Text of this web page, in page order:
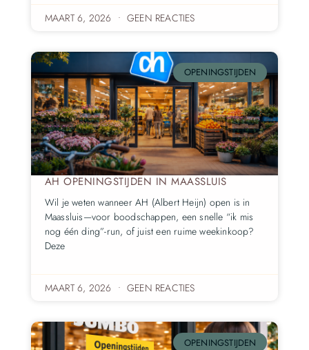
MAART 6, 2026 GEEN REACTIES
OPENINGSTIJDEN
AH OPENINGSTIJDEN IN MAASSLUIS
Wil je weten wanneer AH (Albert Heijn) open is in
Maassluis—voor boodschappen, een snelle “ik mis
nog één ding”-run, of juist een ruime weekinkoop?
Deze
MAART 6, 2026 GEEN REACTIES
OPENINGSTIJDEN